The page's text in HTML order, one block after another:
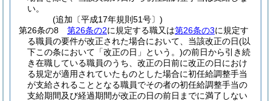
い。
(追加〔平成17年規則51号〕)
第26条の8
第26条の2に規定する職又は第26条の3に規定す
る職員の要件が改正された場合において、当該改正の日(以
下この条において「改正の日」という。)の前日から引き続
き在職している職員のうち、改正の日前に改正の日におけ
る規定が適用されていたものとした場合に初任給調整手当
が支給されることとなる職員でその者の初任給調整手当の
支給期間及び経過期間が改正の日の前日までに満了しない